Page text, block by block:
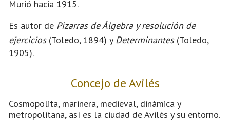
Murió hacia 1915.
Es autor de Pizarras de Álgebra y resolución de
ejercicios(Toledo, 1894) y Determinantes(Toledo,
1905).
Concejo de Avilés
Cosmopolita, marinera, medieval, dinámica y
metropolitana, así es la ciudad de Avilés y su entorno.